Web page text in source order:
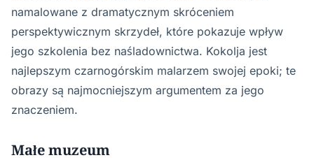
namalowane z dramatycznym skróceniem
perspektywicznym skrzydeł, które pokazuje wpływ
jego szkolenia bez naśladownictwa. Kokolja jest
najlepszym czarnogórskim malarzem swojej epoki; te
obrazy są najmocniejszym argumentem za jego
znaczeniem.
Małe muzeum